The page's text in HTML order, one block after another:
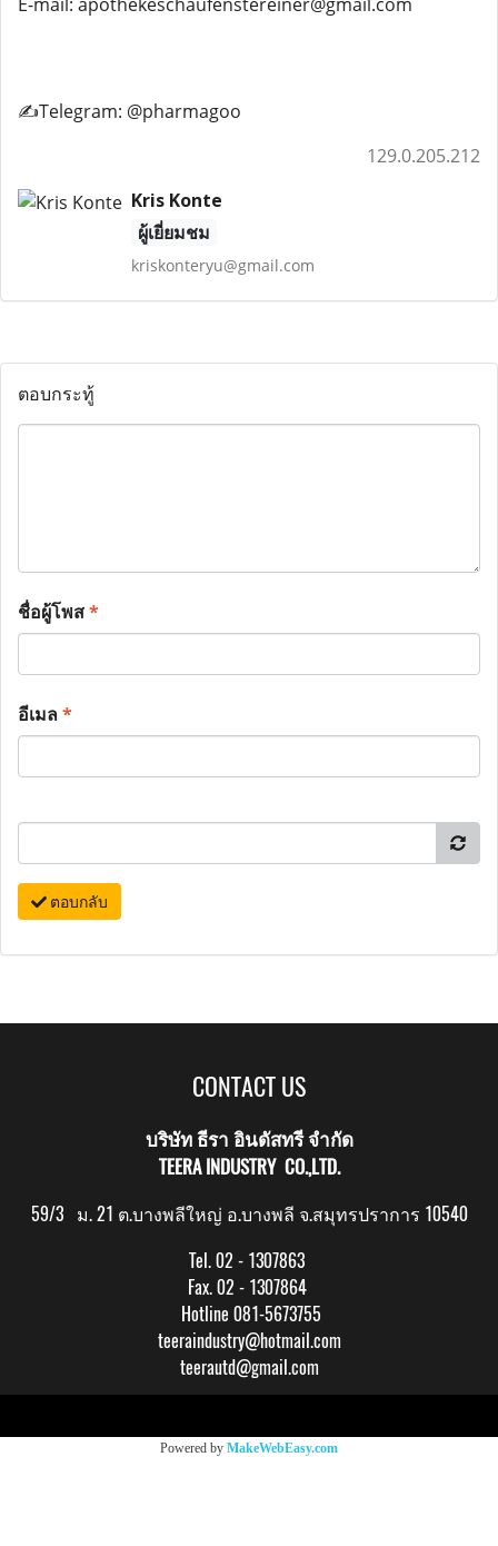
✍️Telegram: @pharmagoo
129.0.205.212
Kris Konte
ผู้เยี่ยมชม
kriskonteryu@gmail.com
ตอบกระทู้
ชื่อผู้โพส*
อีเมล*
ตอบกลับ
CONTACT US
บริษัท ธีรา อินดัสทรี จำกัด
TEERA INDUSTRY CO.,LTD.
59/3 ม. 21 ต.บางพลีใหญ่ อ.บางพลี จ.สมุทรปราการ 10540
Tel. 02 - 1307863
Fax. 02 - 1307864
Hotline 081-5673755
teeraindustry@hotmail.com
teerautd@gmail.com
Powered by MakeWebEasy.com